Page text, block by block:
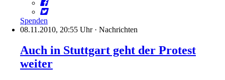
Spenden
08.11.2010, 20:55 Uhr· Nachrichten
Auch in Stuttgart geht der Protest
weiter